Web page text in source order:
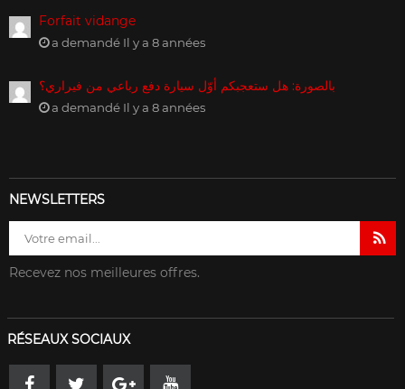
Forfait vidange
a demandé Il y a 8 années
بالصورة: هل ستعجبكم أوّل سيارة دفع رباعي من فيراري؟
a demandé Il y a 8 années
NEWSLETTERS
Recevez nos meilleures offres.
RÉSEAUX SOCIAUX